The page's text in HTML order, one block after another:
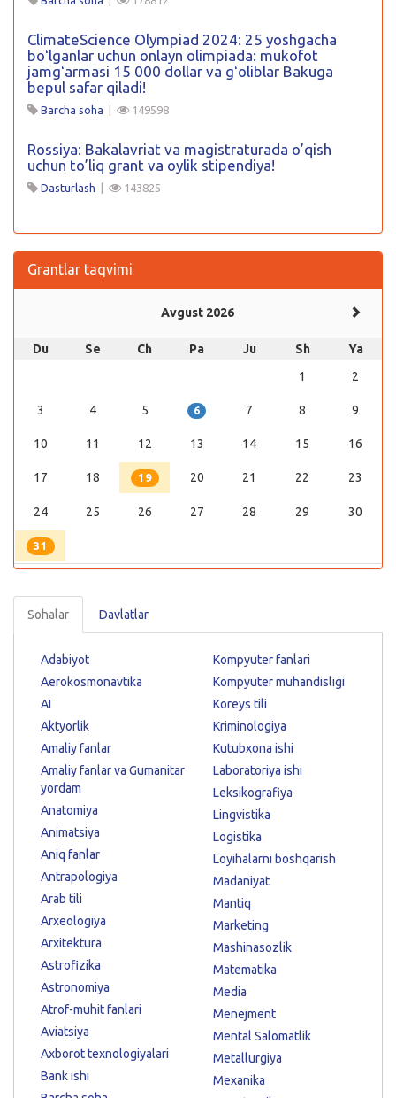
ClimateScience Olympiad 2024: 25 yoshgacha
boʻlganlar uchun onlayn olimpiada: mukofot
jamgʻarmasi 15 000 dollar va gʻoliblar Bakuga
bepul safar qiladi!
Barcha soha | 149598
Rossiya: Bakalavriat va magistraturada o’qish
uchun to’liq grant va oylik stipendiya!
Dasturlash | 143825
Grantlar taqvimi
Avgust 2026
Du Se Ch Pa Ju Sh
Ya
1
2
3 4 5 6 7 8 9
10 11 12 13 14 15 16
17 18 19 20 21 22 23
24 25 26 27 28 29 30
31
Sohalar Davlatlar
Adabiyot
Aerokosmonavtika
AI
Aktyorlik
Amaliy fanlar
Amaliy fanlar va Gumanitar
yordam
Anatomiya
Animatsiya
Aniq fanlar
Antrapologiya
Arab tili
Arxeologiya
Arxitektura
Astrofizika
Astronomiya
Atrof-muhit fanlari
Aviatsiya
Axborot texnologiyalari
Bank ishi
Kompyuter fanlari
Kompyuter muhandisligi
Koreys tili
Kriminologiya
Kutubxona ishi
Laboratoriya ishi
Leksikografiya
Lingvistika
Logistika
Loyihalarni boshqarish
Madaniyat
Mantiq
Marketing
Mashinasozlik
Matematika
Media
Menejment
Mental Salomatlik
Metallurgiya
Mexanika